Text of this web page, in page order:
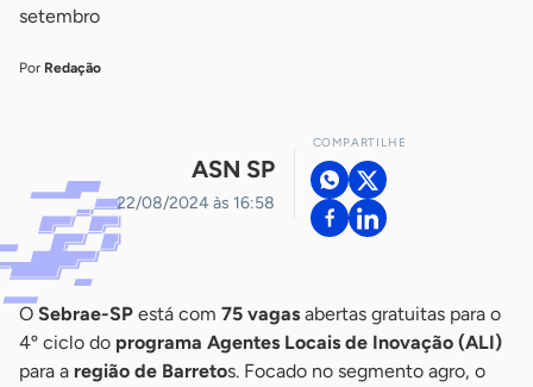
setembro
Por Redação
ASN SP
22/08/2024 às 16:58
COMPARTILHE
O Sebrae-SP está com 75 vagas abertas gratuitas para o
4º ciclo do programa Agentes Locais de Inovação (ALI)
para a região de Barretos. Focado no segmento agro, o